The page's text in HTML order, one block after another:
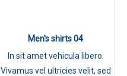
Men's shirts 04
In sit amet vehicula libero.
Vivamus vel ultricies velit, sed